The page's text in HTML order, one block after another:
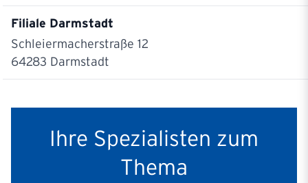
Filiale Darmstadt
Schleiermacherstraße 12
64283 Darmstadt
Dortmund
Ihre Spezialisten zum
Thema